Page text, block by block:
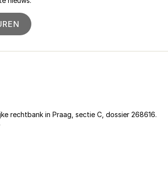
rechtbank in Praag, sectie C, dossier 268616.